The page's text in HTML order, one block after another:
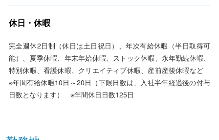
休日・休暇
完全週休2日制（休日は土日祝日）、年次有給休暇（半日取得可
能）、夏季休暇、年末年始休暇、ストック休暇、永年勤続休暇、
特別休暇、看護休暇、クリエイティブ休暇、産前産後休暇など
※年間有給休暇10日～20日（下限日数は、入社半年経過後の付与
日数となります） ※年間休日日数125日